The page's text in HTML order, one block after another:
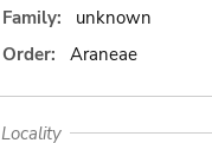
Family:
unknown
Order:
Araneae
Locality